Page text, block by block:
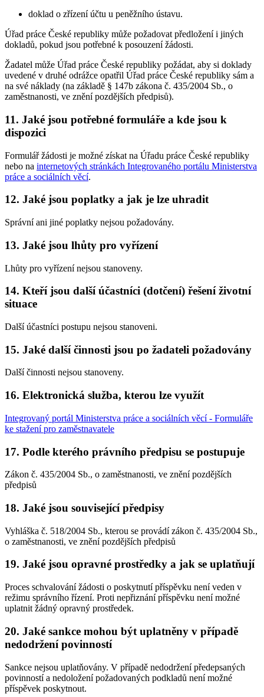
doklad o zřízení účtu u peněžního ústavu.
Úřad práce České republiky může požadovat předložení i jiných
dokladů, pokud jsou potřebné k posouzení žádosti.
Žadatel může Úřad práce České republiky požádat, aby si doklady
uvedené v druhé odrážce opatřil Úřad práce České republiky sám a
na své náklady (na základě § 147b zákona č. 435/2004 Sb., o
zaměstnanosti, ve znění pozdějších předpisů).
11. Jaké jsou potřebné formuláře a kde jsou k
dispozici
Formulář žádosti je možné získat na Úřadu práce České republiky
nebo na internetových stránkách Integrovaného portálu Ministerstva
práce a sociálních věcí.
12. Jaké jsou poplatky a jak je lze uhradit
Správní ani jiné poplatky nejsou požadovány.
13. Jaké jsou lhůty pro vyřízení
Lhůty pro vyřízení nejsou stanoveny.
14. Kteří jsou další účastníci (dotčení) řešení životní
situace
Další účastníci postupu nejsou stanoveni.
15. Jaké další činnosti jsou po žadateli požadovány
Další činnosti nejsou stanoveny.
16. Elektronická služba, kterou lze využít
Integrovaný portál Ministerstva práce a sociálních věcí - Formuláře
ke stažení pro zaměstnavatele
17. Podle kterého právního předpisu se postupuje
Zákon č. 435/2004 Sb., o zaměstnanosti, ve znění pozdějších
předpisů
18. Jaké jsou související předpisy
Vyhláška č. 518/2004 Sb., kterou se provádí zákon č. 435/2004 Sb.,
o zaměstnanosti, ve znění pozdějších předpisů
19. Jaké jsou opravné prostředky a jak se uplatňují
Proces schvalování žádosti o poskytnutí příspěvku není veden v
režimu správního řízení. Proti nepřiznání příspěvku není možné
uplatnit žádný opravný prostředek.
20. Jaké sankce mohou být uplatněny v případě
nedodržení povinností
Sankce nejsou uplatňovány. V případě nedodržení předepsaných
povinností a nedoložení požadovaných podkladů není možné
příspěvek poskytnout.